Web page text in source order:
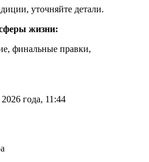
уточняйте детали.
жизни:
финальные правки,
года, 11:44